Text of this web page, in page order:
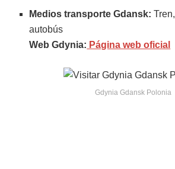
Medios transporte Gdansk:
autobús
Web Gdynia: Página web oficial
Gdynia Gdansk Polonia